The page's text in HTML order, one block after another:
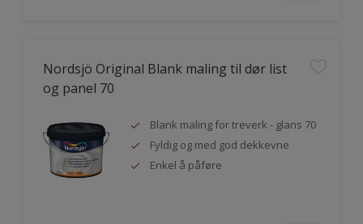
Nordsjö Original Blank maling til dør list
og panel 70
Blank maling for treverk - glans 70
Fyldig og med god dekkevne
Enkel å påføre